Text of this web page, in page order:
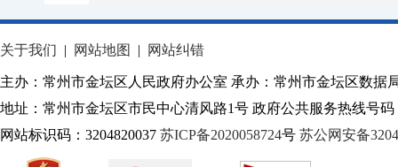
关于我们 | 网站地图 | 网站纠错
主办：常州市金坛区人民政府办公室 承办：常州市金坛区数据
地址：常州市金坛区市民中心清风路1号 政府公共服务热线号码
网站标识码：3204820037 苏ICP备2020058724号 苏公网安备